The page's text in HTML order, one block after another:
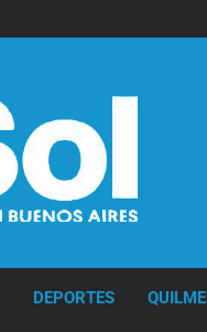
DEPORTES